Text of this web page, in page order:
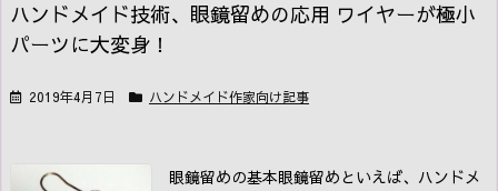
ハンドメイド技術、眼鏡留めの応用 ワイヤーが極小
パーツに大変身！
2019年4月7日 ハンドメイド作家向け記事
眼鏡留めの基本眼鏡留めといえば、ハンドメ